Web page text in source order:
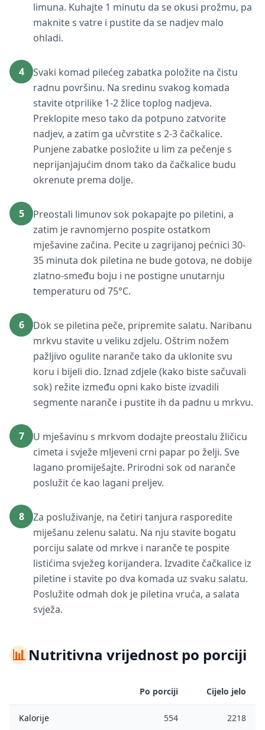
limuna. Kuhajte 1 minutu da se okusi prožmu, pa
maknite s vatre i pustite da se nadjev malo
ohladi.
4
Svaki komad pilećeg zabatka položite na čistu
radnu površinu. Na sredinu svakog komada
stavite otprilike 1-2 žlice toplog nadjeva.
Preklopite meso tako da potpuno zatvorite
nadjev, a zatim ga učvrstite s 2-3 čačkalice.
Punjene zabatke posložite u lim za pečenje s
neprijanjajućim dnom tako da čačkalice budu
okrenute prema dolje.
5
Preostali limunov sok pokapajte po piletini, a
zatim je ravnomjerno pospite ostatkom
mješavine začina. Pecite u zagrijanoj pećnici 30-
35 minuta dok piletina ne bude gotova, ne dobije
zlatno-smeđu boju i ne postigne unutarnju
temperaturu od 75°C.
6
Dok se piletina peče, pripremite salatu. Naribanu
mrkvu stavite u veliku zdjelu. Oštrim nožem
pažljivo ogulite naranče tako da uklonite svu
koru i bijeli dio. Iznad zdjele (kako biste sačuvali
sok) režite između opni kako biste izvadili
segmente naranče i pustite ih da padnu u mrkvu.
7
U mješavinu s mrkvom dodajte preostalu žličicu
cimeta i svježe mljeveni crni papar po želji. Sve
lagano promiješajte. Prirodni sok od naranče
poslužit će kao lagani preljev.
8
Za posluživanje, na četiri tanjura rasporedite
miješanu zelenu salatu. Na nju stavite bogatu
porciju salate od mrkve i naranče te pospite
listićima svježeg korijandera. Izvadite čačkalice iz
piletine i stavite po dva komada uz svaku salatu.
Poslužite odmah dok je piletina vruća, a salata
svježa.
📊Nutritivna vrijednost po porciji
Po porciji Cijelo jelo
Kalorije 554 2218